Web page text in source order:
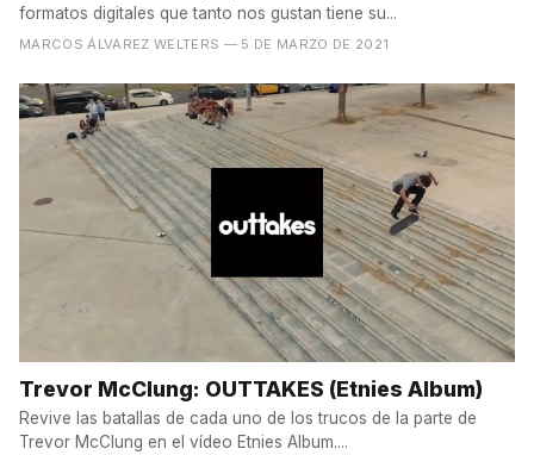
formatos digitales que tanto nos gustan tiene su...
MARCOS ÁLVAREZ WELTERS — 5 DE MARZO DE 2021
Trevor McClung: OUTTAKES (Etnies Album)
Revive las batallas de cada uno de los trucos de la parte de
Trevor McClung en el vídeo Etnies Album....